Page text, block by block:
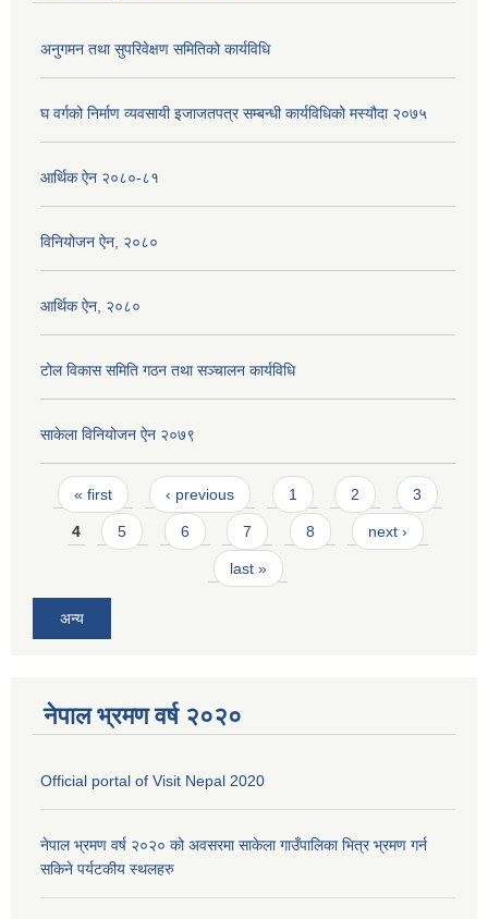
अनुगमन तथा सुपरिवेक्षण समितिको कार्यविधि
घ वर्गको निर्माण व्यवसायी इजाजतपत्र सम्बन्धी कार्यविधिको मस्यौदा २०७५
आर्थिक ऐन २०८०-८१
विनियोजन ऐन, २०८०
आर्थिक ऐन, २०८०
टोल विकास समिति गठन तथा सञ्चालन कार्यविधि
साकेला विनियोजन ऐन २०७९
Pages
« first ‹ previous 1 2 3
4 5 6 7 8 next ›
last »
अन्य
नेपाल भ्रमण वर्ष २०२०
Official portal of Visit Nepal 2020
नेपाल भ्रमण वर्ष २०२० को अवसरमा साकेला गाउँपालिका भित्र भ्रमण गर्न
सकिने पर्यटकीय स्थलहरु